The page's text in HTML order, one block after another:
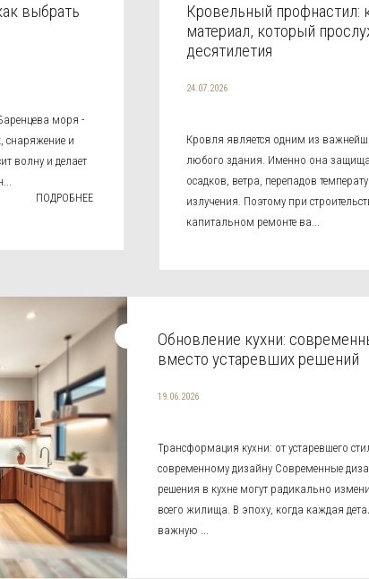
выбрать
моря -
снаряжение и
волну и делает
ПОДРОБНЕЕ
Кровельный профнастил:
материал, который
десятилетия
24.07.2026
Кровля является одним из
любого здания. Именно она
осадков, ветра, перепадов
излучения. Поэтому при
капитальном ремонте ва...
Обновление кухни:
вместо устаревших решений
19.06.2026
Трансформация кухни: от устаревшего
современному дизайну Современные
решения в кухне могут радикально
всего жилища. В эпоху, когда каждая
важную ...